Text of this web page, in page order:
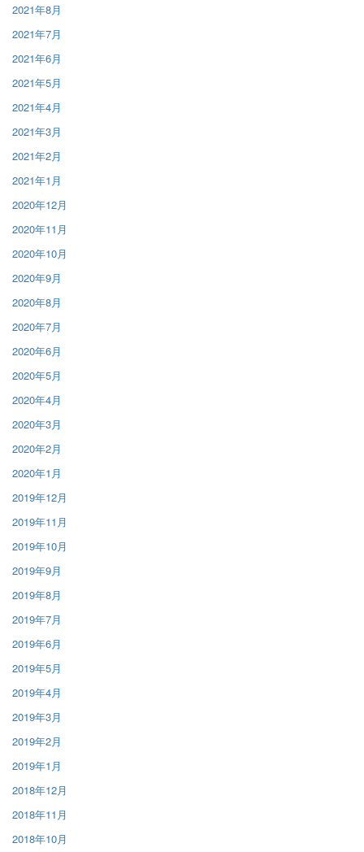
2021年8月
2021年7月
2021年6月
2021年5月
2021年4月
2021年3月
2021年2月
2021年1月
2020年12月
2020年11月
2020年10月
2020年9月
2020年8月
2020年7月
2020年6月
2020年5月
2020年4月
2020年3月
2020年2月
2020年1月
2019年12月
2019年11月
2019年10月
2019年9月
2019年8月
2019年7月
2019年6月
2019年5月
2019年4月
2019年3月
2019年2月
2019年1月
2018年12月
2018年11月
2018年10月